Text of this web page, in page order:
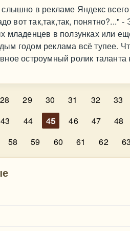
в рекламе Яндекс
вот так,так,так, понятно?..."
младенцев в ползунках или
годом реклама всё тупее.
остроумный ролик таланта
28 29 30 31 32 33
43 44 45 46 47 48
58 59 60 61 62 63